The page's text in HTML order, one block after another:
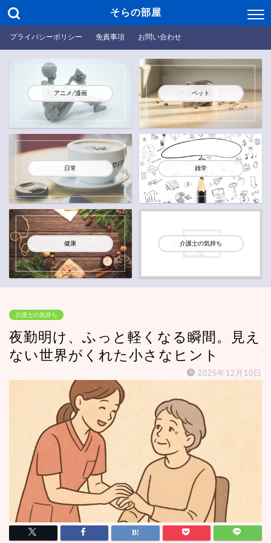
そらの部屋
プライバシーポリシー 免責事項 お問い合わせ
アニメ/漫画 ペット
日常 雑学
健康 介護士の気持ち
介護士の気持ち
夜勤明け、ふっと軽くなる瞬間。見え
ない世界がくれた小さなヒント
2025年12月10日